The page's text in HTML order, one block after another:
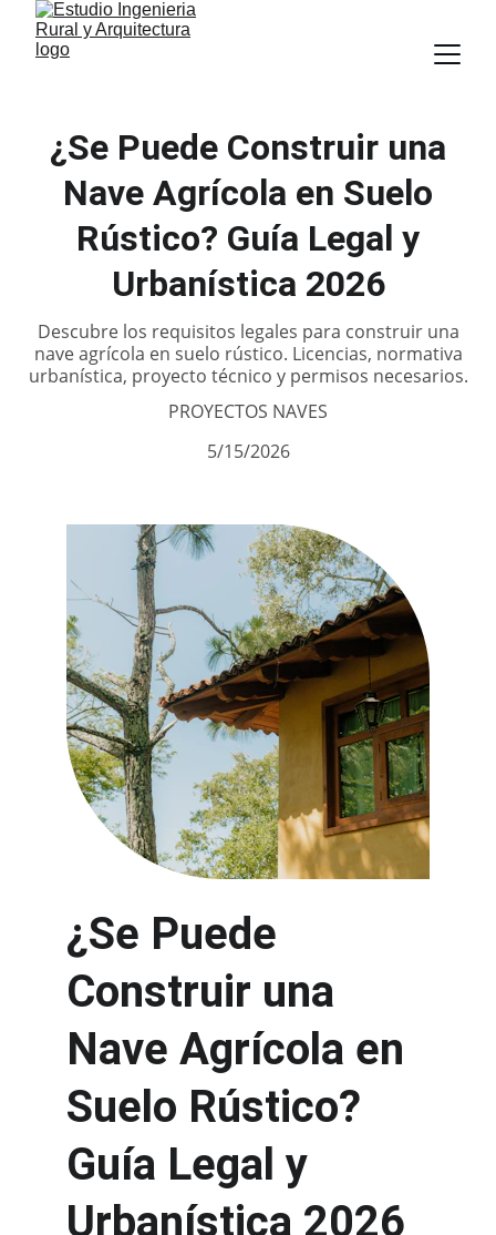
¿Se Puede Construir una
Nave Agrícola en Suelo
Rústico? Guía Legal y
Urbanística 2026
Descubre los requisitos legales para construir una
nave agrícola en suelo rústico. Licencias, normativa
urbanística, proyecto técnico y permisos necesarios.
PROYECTOS NAVES
5/15/2026
¿Se Puede
Construir una
Nave Agrícola en
Suelo Rústico?
Guía Legal y
Urbanística 2026